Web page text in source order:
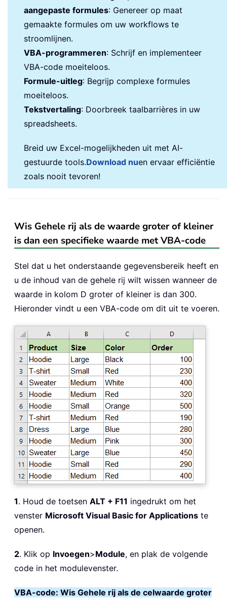
aangepaste formules: Genereer op maat
gemaakte formules om uw workflows te
stroomlijnen.
VBA-programmeren: Schrijf en implementeer
VBA-code moeiteloos.
Formule-uitleg: Begrijp complexe formules
moeiteloos.
Tekstvertaling: Doorbreek taalbarrières in uw
spreadsheets.
Breid uw Excel-mogelijkheden uit met AI-
gestuurde tools.Download nuen ervaar efficiëntie
zoals nooit tevoren!
Wis Gehele rij als de waarde groter of kleiner
is dan een specifieke waarde met VBA-code
Stel dat u het onderstaande gegevensbereik heeft en
u de inhoud van de gehele rij wilt wissen wanneer de
waarde in kolom D groter of kleiner is dan 300.
Hieronder vindt u een VBA-code om dit uit te voeren.
1. Houd de toetsen ALT + F11 ingedrukt om het
venster Microsoft Visual Basic for Applications te
openen.
2. Klik op Invoegen>Module, en plak de volgende
code in het modulevenster.
VBA-code: Wis Gehele rij als de celwaarde groter